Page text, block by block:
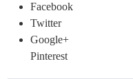
Facebook
Twitter
Google+
Pinterest